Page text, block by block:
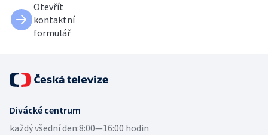
Otevřít
kontaktní
formulář
Divácké centrum
každý všední den:8:00—16:00 hodin